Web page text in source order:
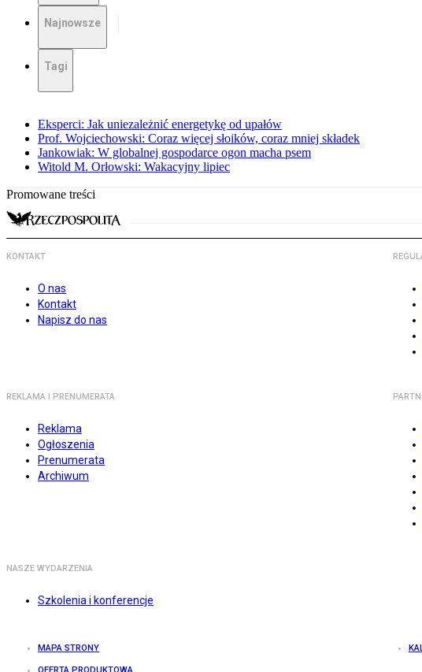
Najnowsze
Tagi
Eksperci: Jak uniezależnić energetykę od upałów
Prof. Wojciechowski: Coraz więcej słoików, coraz mniej składek
Jankowiak: W globalnej gospodarce ogon macha psem
Witold M. Orłowski: Wakacyjny lipiec
Promowane treści
KONTAKT
O nas
Kontakt
Napisz do nas
REKLAMA I PRENUMERATA
Reklama
Ogłoszenia
Prenumerata
Archiwum
NASZE WYDARZENIA
Szkolenia i konferencje
MAPA STRONY